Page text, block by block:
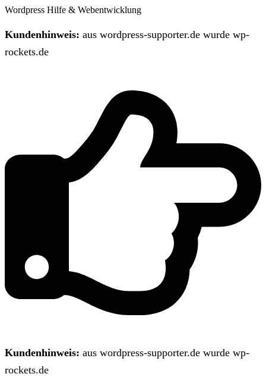
Wordpress Hilfe & Webentwicklung
Kundenhinweis: aus wordpress-supporter.de wurde wp-
rockets.de
Kundenhinweis: aus wordpress-supporter.de wurde wp-
rockets.de